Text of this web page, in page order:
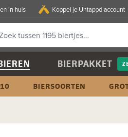
in huis Koppel je Untappd account
BIERPAKKET
BIERSOORTEN